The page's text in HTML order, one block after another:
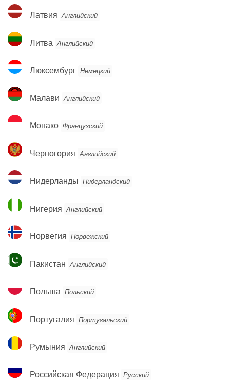
Латвия
Латвия Английский
Литва
Литва Английский
Люксембург
Люксембург Немецкий
Малави
Малави Английский
Монако
Монако Французский
Черногория
Черногория Английский
Нидерланды
Нидерланды Нидерландский
Нигерия
Нигерия Английский
Норвегия
Норвегия Норвежский
Пакистан
Пакистан Английский
Польша
Польша Польский
Португалия
Португалия Португальский
Румыния
Румыния Английский
Российская
Федерация
Российская Федерация Русский